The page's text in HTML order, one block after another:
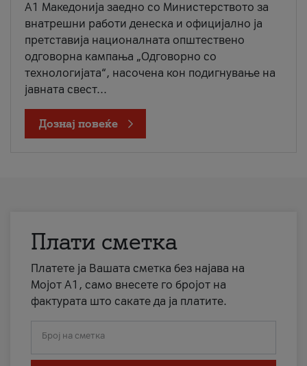
A1 Македонија заедно со Министерството за
внатрешни работи денеска и официјално ја
претставија националната општествено
одговорна кампања „Одговорно со
технологијата“, насочена кон подигнување на
јавната свест...
Дознај повеќе
Плати сметка
Платете ја Вашата сметка без најава на
Мојот А1, само внесете го бројот на
фактурата што сакате да ја платите.
Број на сметка